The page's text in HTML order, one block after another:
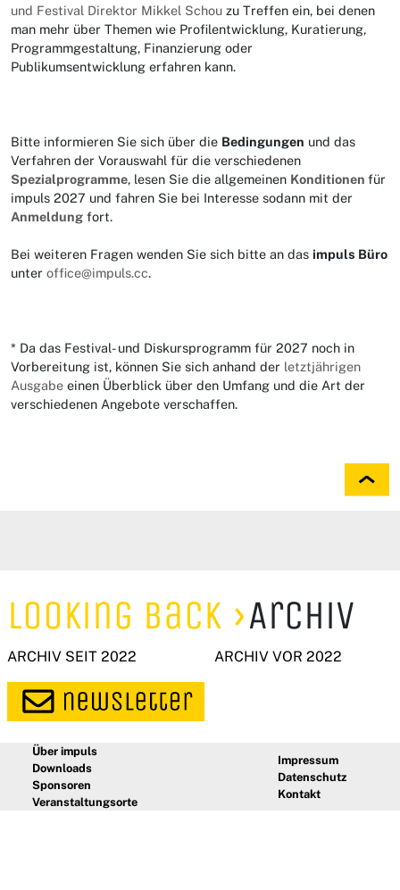
und Festival Direktor Mikkel Schou zu Treffen ein, bei denen
man mehr über Themen wie Profilentwicklung, Kuratierung,
Programmgestaltung, Finanzierung oder
Publikumsentwicklung erfahren kann.
Bitte informieren Sie sich über die Bedingungen und das
Verfahren der Vorauswahl für die verschiedenen
Spezialprogramme, lesen Sie die allgemeinen Konditionen für
impuls 2027 und fahren Sie bei Interesse sodann mit der
Anmeldung fort.
Bei weiteren Fragen wenden Sie sich bitte an das impuls Büro
unter office@impuls.cc.
* Da das Festival- und Diskursprogramm für 2027 noch in
Vorbereitung ist, können Sie sich anhand der letztjährigen
Ausgabe einen Überblick über den Umfang und die Art der
verschiedenen Angebote verschaffen.
Looking Back Archiv
ARCHIV SEIT 2022 ARCHIV VOR 2022
Über impuls
Downloads
Sponsoren
Veranstaltungsorte
Impressum
Datenschutz
Kontakt